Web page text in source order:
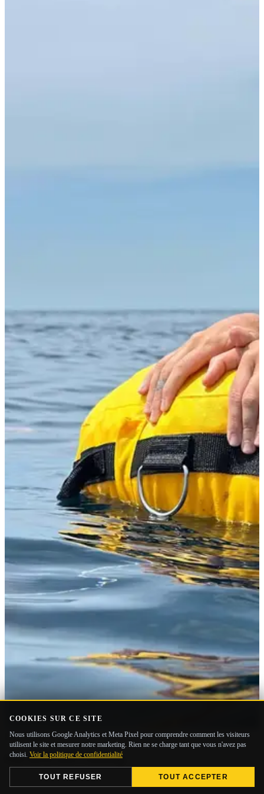
Experience
Fun Dives and Coaching
COOKIES SUR CE SITE
Nous utilisons Google Analytics et Meta Pixel pour comprendre comment les visiteurs
utilisent le site et mesurer notre marketing. Rien ne se charge tant que vous n'avez pas
choisi. Voir la politique de confidentialité
TOUT REFUSER TOUT ACCEPTER